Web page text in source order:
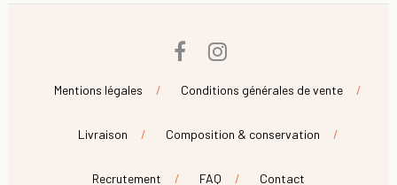
Facebook
Mentions légales Conditions générales de vente
Livraison Composition & conservation
Recrutement FAQ Contact